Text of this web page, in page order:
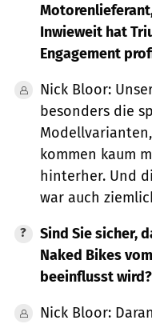
Inwieweit hat
Engagement
Nick Bloor:
besonders die
kommen kaum
hinterher. Und
war auch
Sind Sie sicher,
Naked Bikes
beeinflusst wird?
Nick Bloor: